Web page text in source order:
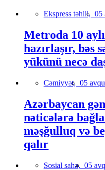
Ekspress təhlil, 05
Metroda 10
hazırlaşır, bəs
yükünü necə
Cəmiyyət, 05
Azərbaycan
nəticələrə
məşğulluq və
qalır
Sosial sahə, 05